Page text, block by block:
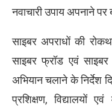
नवाचारी उपाय अपनाने पर
साइबर अपराधों की
साइबर फ्रॉड एवं
अभियान चलाने के निर्देश
प्रशिक्षण, विद्यालयों